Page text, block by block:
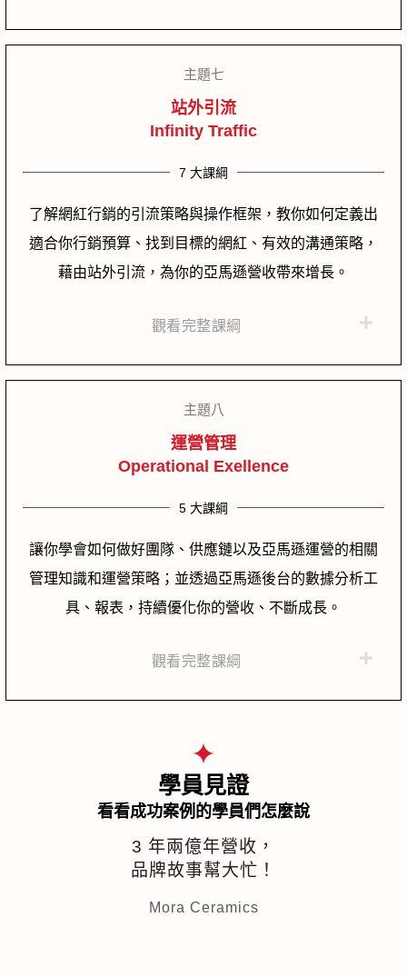
主題七
站外引流
Infinity Traffic
7 大課綱
了解網紅行銷的引流策略與操作框架，教你如何定義出
適合你行銷預算、找到目標的網紅、有效的溝通策略，
藉由站外引流，為你的亞馬遜營收帶來增長。
觀看完整課綱
主題八
運營管理
Operational Exellence
5 大課綱
讓你學會如何做好團隊、供應鏈以及亞馬遜運營的相關
管理知識和運營策略；並透過亞馬遜後台的數據分析工
具、報表，持續優化你的營收、不斷成長。
觀看完整課綱
學員見證
看看成功案例的學員們怎麼說
3 年兩億年營收，
品牌故事幫大忙！
Mora Ceramics